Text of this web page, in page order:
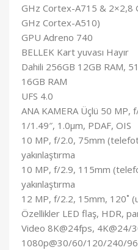
GHz Cortex-A715 & 2×2,8
GHz Cortex-A510)
GPU Adreno 740
BELLEK Kart yuvası Hayır
Dahili 256GB 12GB RAM,
16GB RAM
UFS 4.0
ANA KAMERA Üçlü 50 MP,
1/1.49″, 1.0µm, PDAF, OIS
10 MP, f/2.0, 75mm
yakınlaştırma
10 MP, f/2.9, 115mm
yakınlaştırma
12 MP, f/2.2, 15mm, 120˚
Özellikler LED flaş, HDR,
Video 8K@24fps, 4K@24/
1080p@30/60/120/240/